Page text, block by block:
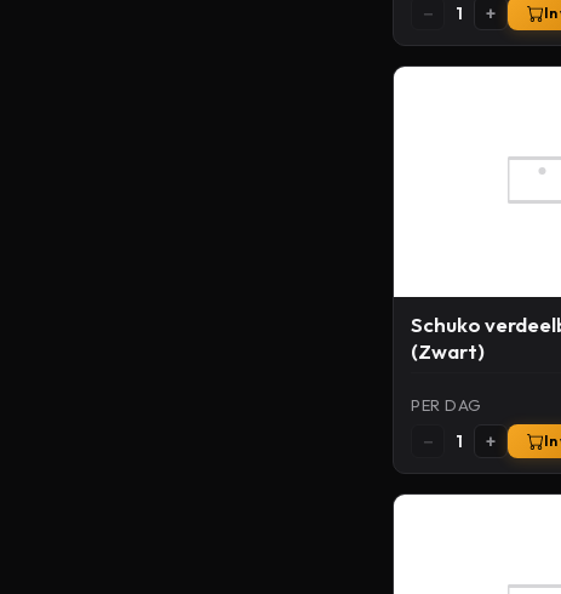
− 1 + In
Schuko
(Zwart)
PER DAG
− 1 + In